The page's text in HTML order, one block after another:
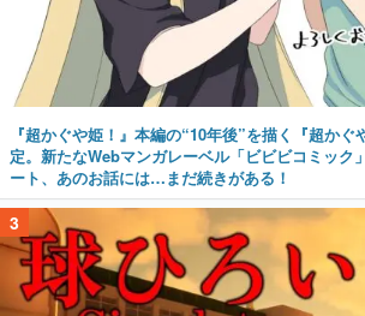
『超かぐや姫！』本編の“10年後”を描く『超か
定。新たなWebマンガレーベル「ビビビコミック
ート、あのお話には…まだ続きがある！
3